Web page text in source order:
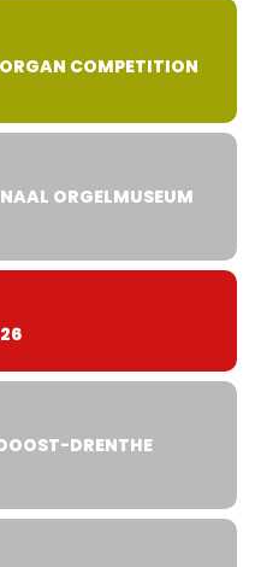
COMPETITION
ORGELMUSEUM
DRENTHE